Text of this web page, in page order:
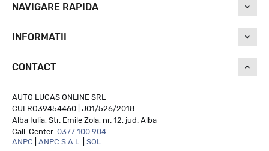
NAVIGARE RAPIDA
INFORMATII
CONTACT
AUTO LUCAS ONLINE SRL
CUI RO39454460 | J01/526/2018
Alba Iulia, Str. Emile Zola, nr. 12, jud. Alba
Call-Center: 0377 100 904
ANPC
ANPC S.A.L. SOL